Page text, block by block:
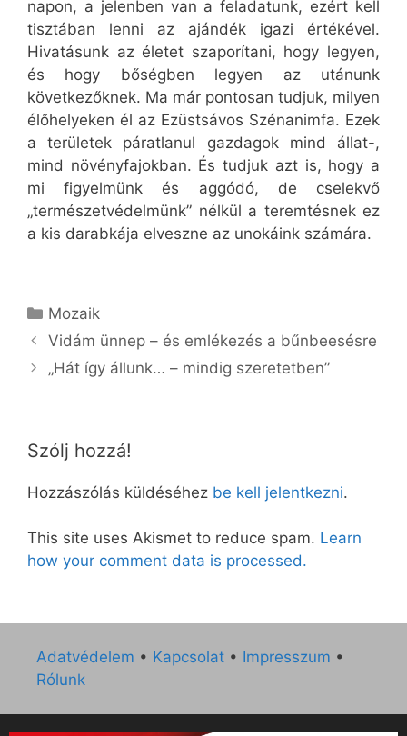
napon, a jelenben van a feladatunk, ezért kell
tisztában lenni az ajándék igazi értékével.
Hivatásunk az életet szaporítani, hogy legyen,
és hogy bőségben legyen az utánunk
következőknek. Ma már pontosan tudjuk, milyen
élőhelyeken él az Ezüstsávos Szénanimfa. Ezek
a területek páratlanul gazdagok mind állat-,
mind növényfajokban. És tudjuk azt is, hogy a
mi figyelmünk és aggódó, de cselekvő
„természetvédelmünk” nélkül a teremtésnek ez
a kis darabkája elveszne az unokáink számára.
Kategória
Mozaik
Vidám ünnep – és emlékezés a bűnbeesésre
„Hát így állunk… – mindig szeretetben”
Szólj hozzá!
Hozzászólás küldéséhez be kell jelentkezni.
This site uses Akismet to reduce spam. Learn
how your comment data is processed.
Adatvédelem • Kapcsolat • Impresszum •
Rólunk